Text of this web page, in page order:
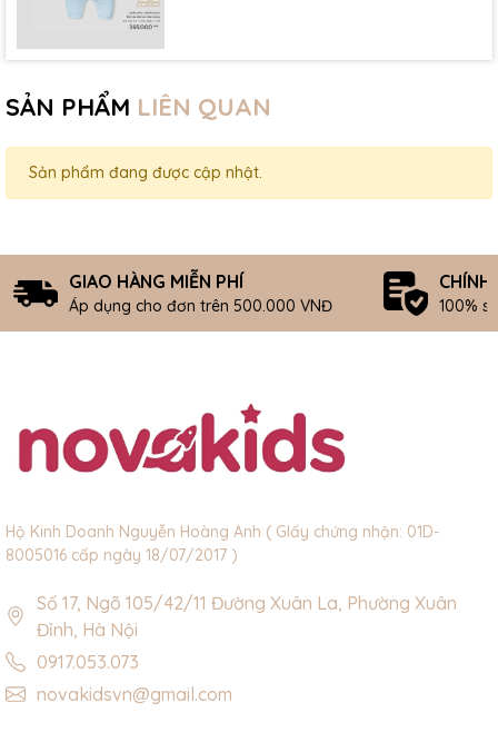
SẢN PHẨM LIÊN QUAN
Sản phẩm đang được cập nhật.
GIAO HÀNG MIỄN PHÍ
Áp dụng cho đơn trên 500.000 VNĐ
CHÍNH
100%
Hộ Kinh Doanh Nguyễn Hoàng Anh ( GIấy chứng nhận: 01D-
8005016 cấp ngày 18/07/2017 )
Số 17, Ngõ 105/42/11 Đường Xuân La, Phường Xuân
Đỉnh, Hà Nội
0917.053.073
novakidsvn@gmail.com